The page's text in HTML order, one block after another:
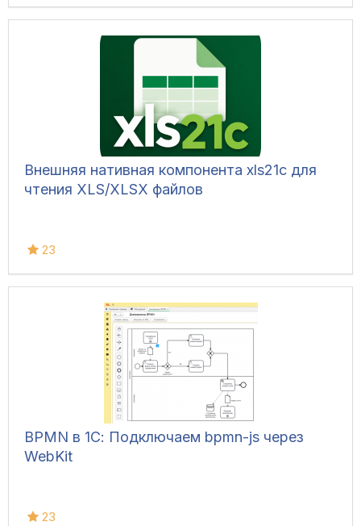
Внешняя нативная компонента xls21c для
чтения XLS/XLSX файлов
23
BPMN в 1С: Подключаем bpmn-js через
WebKit
23